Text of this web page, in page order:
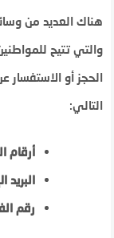
هناك العديد من
والتي تتيح
الحجز أو
التالي:
أرقام
البريد
رقم